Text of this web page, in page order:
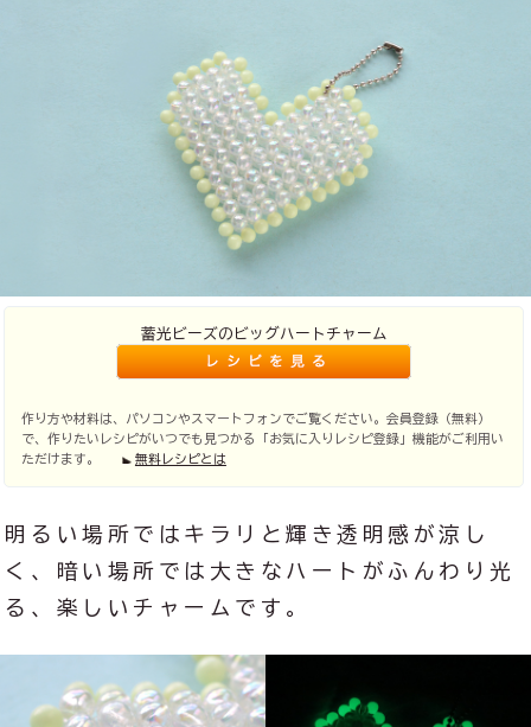
蓄光ビーズのビッグハートチャーム
作り方や材料は、パソコンやスマートフォンでご覧ください。会員登録（無料）
で、作りたいレシピがいつでも見つかる「お気に入りレシピ登録」機能がご利用い
ただけます。
無料レシピとは
明るい場所ではキラリと輝き透明感が涼し
く、暗い場所では大きなハートがふんわり光
る、楽しいチャームです。